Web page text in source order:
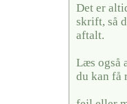
Det er
skrift, så
aftalt.
Læs også
du kan få